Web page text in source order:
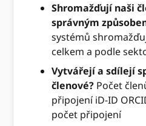
Shromažďují naši
správným
systémů
celkem a podle
Vytvářejí a sdílejí
členové? Počet
připojení iD-ID
počet připojení